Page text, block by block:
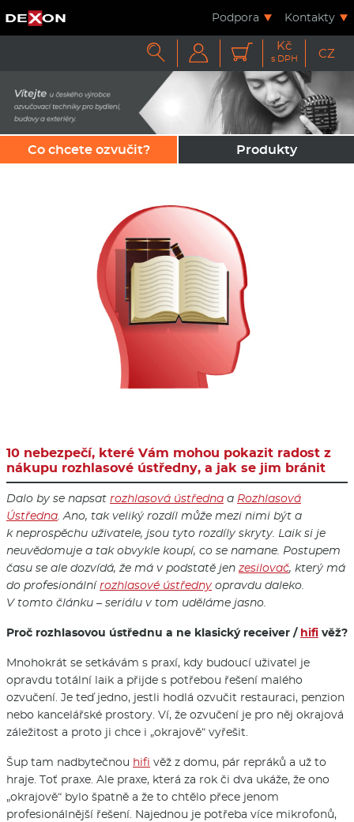
Podpora Kontakty
   Kč
s DPH CZ
Co chcete ozvučit? Produkty
10 nebezpečí, které Vám mohou pokazit radost z
nákupu rozhlasové ústředny, a jak se jim bránit
Dalo by se napsat rozhlasová ústředna a Rozhlasová
Ústředna. Ano, tak veliký rozdíl může mezi nimi být a
k neprospěchu uživatele, jsou tyto rozdíly skryty. Laik si je
neuvědomuje a tak obvykle koupí, co se namane. Postupem
času se ale dozvídá, že má v podstatě jen zesilovač, který má
do profesionálnírozhlasové ústředny opravdu daleko.
V tomto článku – seriálu v tom uděláme jasno.
Proč rozhlasovou ústřednu a ne klasický receiver / hifi věž?
Mnohokrát se setkávám s praxí, kdy budoucí uživatel je
opravdu totální laik a přijde s potřebou řešení malého
ozvučení. Je teď jedno, jestli hodlá ozvučit restauraci, penzion
nebo kancelářské prostory. Ví, že ozvučení je pro něj okrajová
záležitost a proto ji chce i „okrajově“ vyřešit.
Šup tam nadbytečnou hifi věž z domu, pár repráků a už to
hraje. Toť praxe. Ale praxe, která za rok či dva ukáže, že ono
„okrajově“ bylo špatně a že to chtělo přece jenom
profesionálnější řešení. Najednou je potřeba více mikrofonů,